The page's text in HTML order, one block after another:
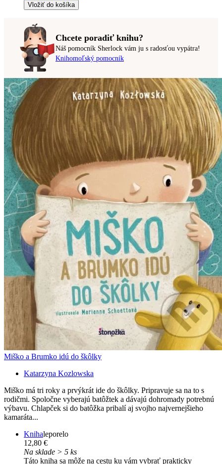
Vložiť do košíka
Chcete poradiť knihu?
Náš pomocník Sherlock vám ju s radosťou vypátra!
Knihomoľský pomocník
Miško a Brumko idú do škôlky
Katarzyna Kozlowska
Miško má tri roky a prvýkrát ide do škôlky. Pripravuje sa na to s
rodičmi. Spoločne vyberajú batôžtek a dávajú dohromady potrebnú
výbavu. Chlapček si do batôžka pribalí aj svojho najvernejšieho
kamaráta...
Knihaleporelo
12,80 €
Na sklade > 5 ks
Táto kniha sa môže na cestu ku vám vybrať prakticky